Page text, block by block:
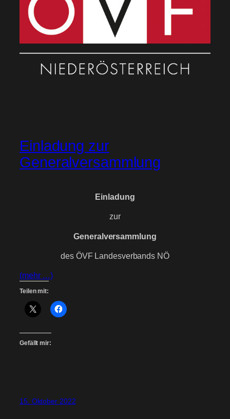
Einladung zur
Generalversammlung
Einladung
zur
Generalversammlung
des ÖVF Landesverbands NÖ
(mehr …)
Teilen mit:
Gefällt mir:
15. Oktober 2022